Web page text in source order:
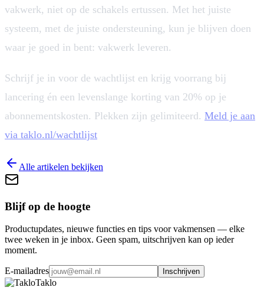
vakwerk, niet op de schakels ertussen. Met het juiste
systeem, met de juiste ondersteuning, kun je blijven doen
waar je goed in bent: vakwerk leveren.
Schrijf je in voor de wachtlijst en krijg voorrang bij
lancering én een levenslange korting van 20% op je
abonnementskosten. Plekken zijn gelimiteerd. Meld je aan
via taklo.nl/wachtlijst
Alle artikelen bekijken
Blijf op de hoogte
Productupdates, nieuwe functies en tips voor vakmensen — elke
twee weken in je inbox. Geen spam, uitschrijven kan op ieder
moment.
E-mailadres Inschrijven
Taklo